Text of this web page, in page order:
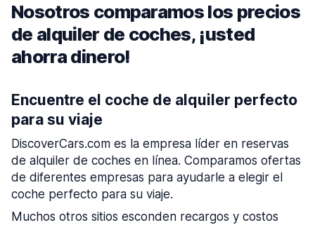
Nosotros comparamos los precios
de alquiler de coches, ¡usted
ahorra dinero!
Encuentre el coche de alquiler perfecto
para su viaje
DiscoverCars.com es la empresa líder en reservas
de alquiler de coches en línea. Comparamos ofertas
de diferentes empresas para ayudarle a elegir el
coche perfecto para su viaje.
Muchos otros sitios esconden recargos y costos